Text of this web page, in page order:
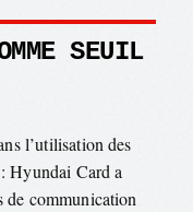
SEUIL
l’utilisation des
Hyundai Card a
de communication